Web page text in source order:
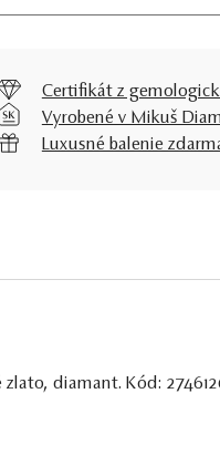
Certifikát z
Vyrobené v Mikuš
Luxusné balenie
diamant. Kód: